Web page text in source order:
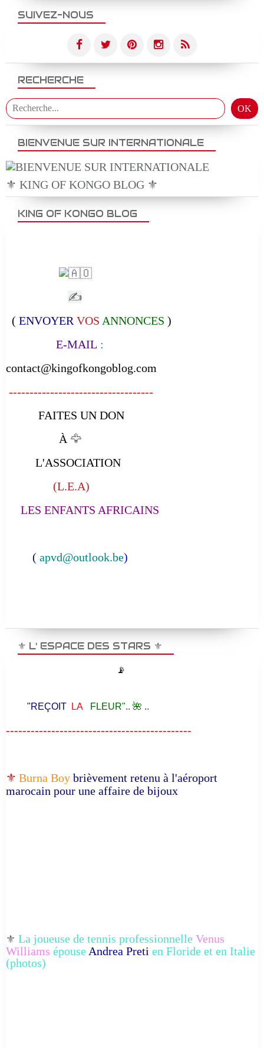
SUIVEZ-NOUS
RECHERCHE
BIENVENUE SUR INTERNATIONALE
⚜️ KING OF KONGO BLOG ⚜️
KING OF KONGO BLOG
✍
( ENVOYER VOS ANNONCES )
E-MAIL :
contact@kingofkongoblog.com
-----------------------------------
FAITES UN DON
À 🦅
L'ASSOCIATION
(L.E.A)
LES ENFANTS AFRICAINS
( apvd@outlook.be)
⚜️ L' ESPACE DES STARS ⚜️
📡
"REÇOIT LA FLEUR".. 🌺 ..
---------------------------------------------
⚜️ Burna Boy brièvement retenu à l'aéroport
marocain pour une affaire de bijoux
⚜️ La joueuse de tennis professionnelle Venus
Williams épouse Andrea Preti en Floride et en Italie
(photos)